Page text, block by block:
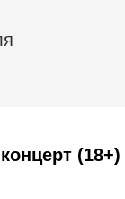
(18+)